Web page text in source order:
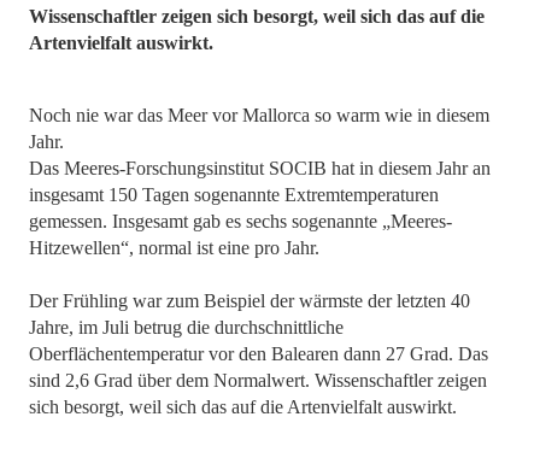
Wissenschaftler zeigen sich besorgt, weil sich das auf die
Artenvielfalt auswirkt.
Noch nie war das Meer vor Mallorca so warm wie in diesem
Jahr.
Das Meeres-Forschungsinstitut SOCIB hat in diesem Jahr an
insgesamt 150 Tagen sogenannte Extremtemperaturen
gemessen. Insgesamt gab es sechs sogenannte „Meeres-
Hitzewellen“, normal ist eine pro Jahr.
Der Frühling war zum Beispiel der wärmste der letzten 40
Jahre, im Juli betrug die durchschnittliche
Oberflächentemperatur vor den Balearen dann 27 Grad. Das
sind 2,6 Grad über dem Normalwert. Wissenschaftler zeigen
sich besorgt, weil sich das auf die Artenvielfalt auswirkt.